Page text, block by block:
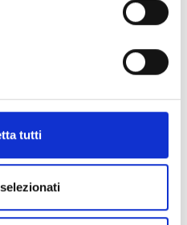
tutti